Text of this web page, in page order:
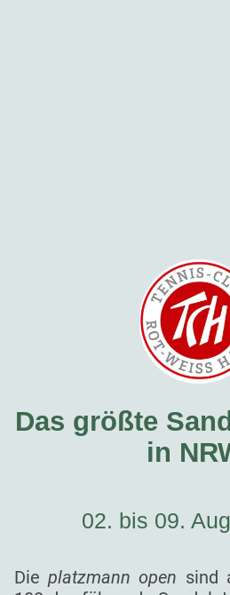
Das größte
in
02. bis 09.
Dieplatzmann open sind